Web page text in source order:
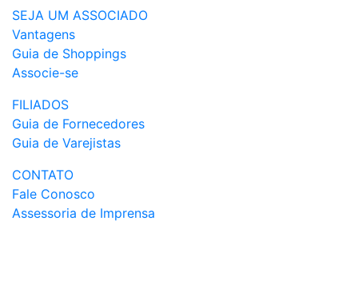
SEJA UM ASSOCIADO
Vantagens
Guia de Shoppings
Associe-se
FILIADOS
Guia de Fornecedores
Guia de Varejistas
CONTATO
Fale Conosco
Assessoria de Imprensa